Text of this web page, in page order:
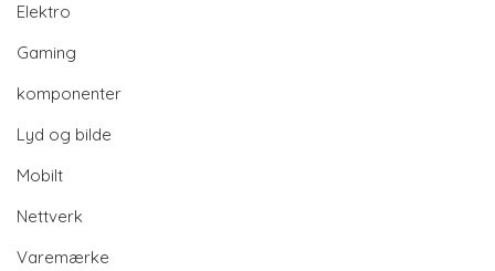
Elektro
Gaming
komponenter
Lyd og bilde
Mobilt
Nettverk
Varemærke